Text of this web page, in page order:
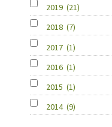
2019 (21)
2018 (7)
2017 (1)
2016 (1)
2015 (1)
2014 (9)